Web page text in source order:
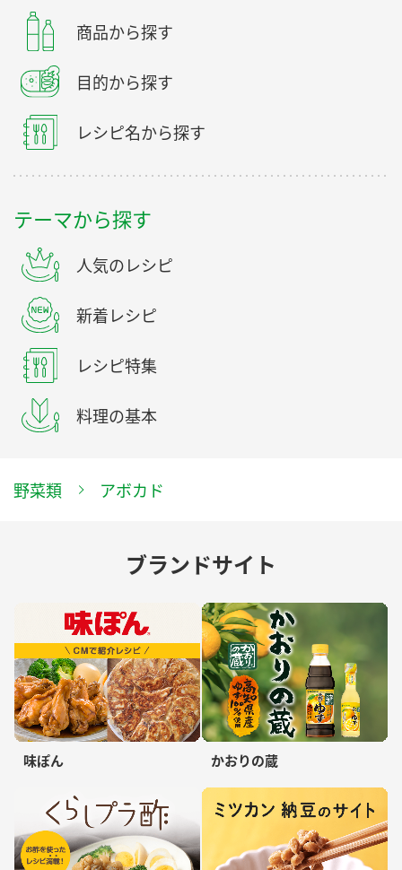
商品から探す
目的から探す
レシピ名から探す
テーマから探す
人気のレシピ
新着レシピ
レシピ特集
料理の基本
野菜類 アボカド
ブランドサイト
味ぽん かおりの蔵